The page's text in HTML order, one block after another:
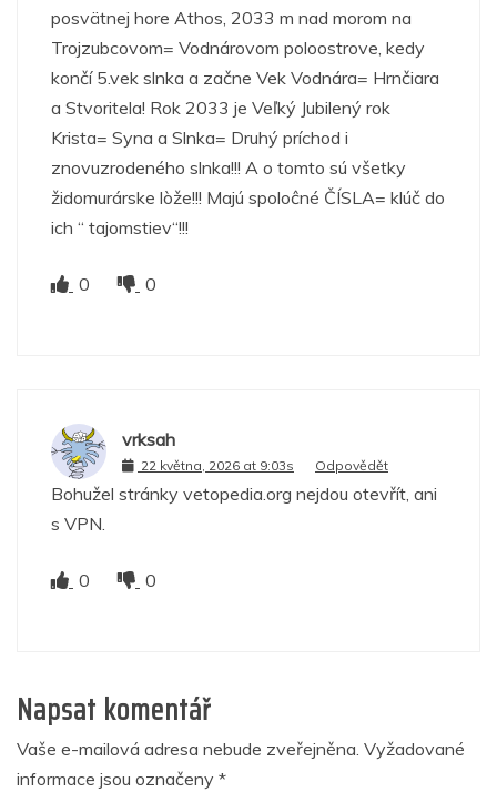
posvätnej hore Athos, 2033 m nad morom na
Trojzubcovom= Vodnárovom poloostrove, kedy
končí 5.vek slnka a začne Vek Vodnára= Hrnčiara
a Stvoritela! Rok 2033 je Veľký Jubilený rok
Krista= Syna a Slnka= Druhý príchod i
znovuzrodeného slnka!!! A o tomto sú všetky
židomurárske lòže!!! Majú spoloĉné ČÍSLA= klúč do
ich “ tajomstiev“!!!
0 0
vrksah
22 května, 2026 at 9:03s Odpovědět
Bohužel stránky vetopedia.org nejdou otevřít, ani
s VPN.
0 0
Napsat komentář
Vaše e-mailová adresa nebude zveřejněna. Vyžadované
informace jsou označeny *